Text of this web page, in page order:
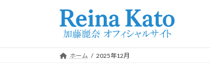
ホーム 2025年12月